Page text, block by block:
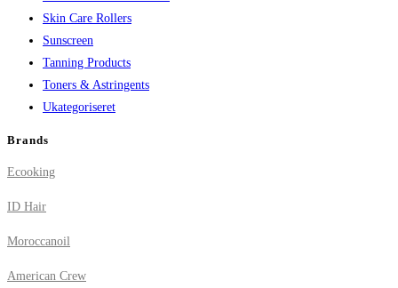
Skin Care Rollers
Sunscreen
Tanning Products
Toners & Astringents
Ukategoriseret
Brands
Ecooking
ID Hair
Moroccanoil
American Crew